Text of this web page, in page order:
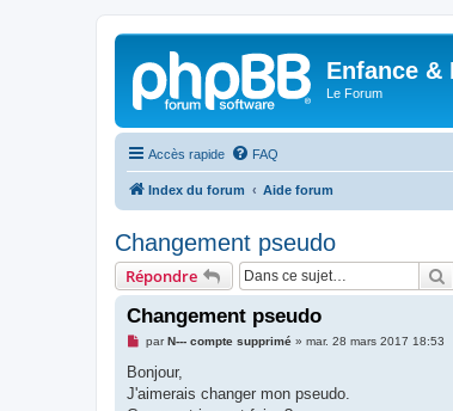
Enfance
Le Forum
Accès rapide FAQ
Index du forum Aide forum
Changement pseudo
Répondre
Changement pseudo
M
s
a
parN--- compte supprimé» mar. 28 mars 2017 18:53
Bonjour,
J'aimerais changer mon pseudo.